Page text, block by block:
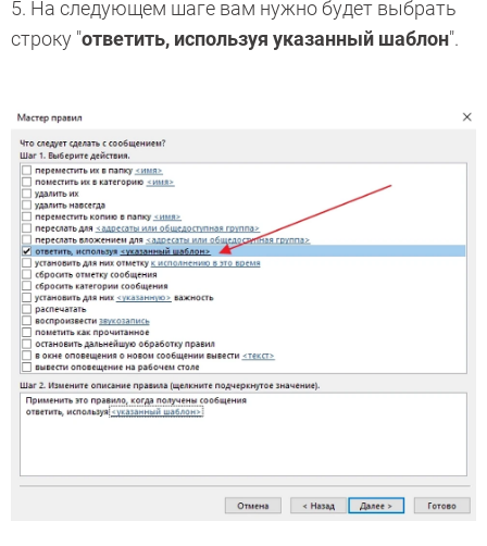
5. На следующем шаге вам нужно будет выбрать
строку "ответить, используя указанный шаблон".